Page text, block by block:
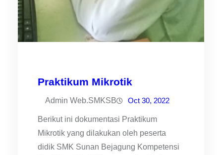
Praktikum Mikrotik
Admin Web.SMKSB Oct 30, 2022
Berikut ini dokumentasi Praktikum
Mikrotik yang dilakukan oleh peserta
didik SMK Sunan Bejagung Kompetensi